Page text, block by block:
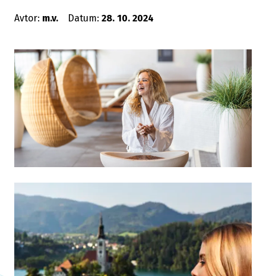
Avtor: m.v. Datum: 28. 10. 2024